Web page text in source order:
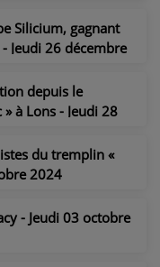
Silicium, gagnant
Jeudi 26 décembre
depuis le
à Lons - Jeudi 28
du tremplin «
2024
- Jeudi 03 octobre